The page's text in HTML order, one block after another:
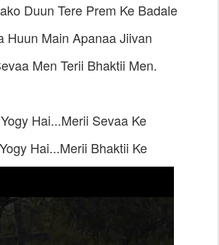
Duun Tere Prem Ke Badale
Huun Main Apanaa Jiivan
Men Terii Bhaktii Men.
Hai...Merii Sevaa Ke
Hai...Merii Bhaktii Ke